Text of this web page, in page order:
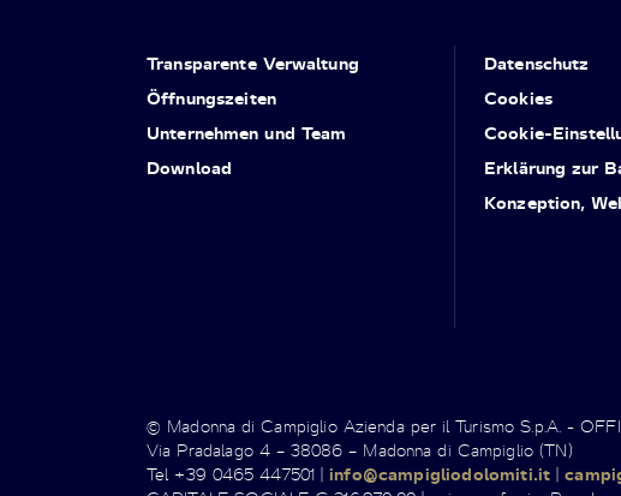
Transparente Verwaltung
Öffnungszeiten
Unternehmen und Team
Download
Datenschutz
Cookies
Cookie-
Erklärung zur
Konzeption,
© Madonna di Campiglio Azienda per il Turismo S.p.A. -
Via Pradalago 4 – 38086 – Madonna di Campiglio (TN)
Tel +39 0465 447501 |info@campigliodolomiti.it |